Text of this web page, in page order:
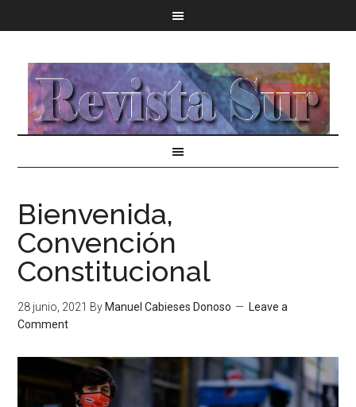
Bienvenida,
Convención
Constitucional
28 junio, 2021 By Manuel Cabieses Donoso
Leave a
Comment